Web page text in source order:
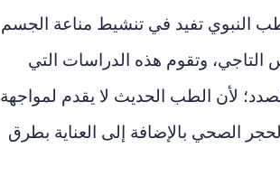
النبوي تفيد في تنشيط مناعة الجسم
التاجي، وتقوم هذه الدراسات التي
لأن الطب الحديث لا يقدم لمواجهة
الصحي بالإضافة إلى العناية بطرق